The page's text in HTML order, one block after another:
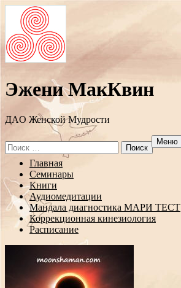
Эжени МакКвин
ДAO Женской Мудрости
Search
for:
Меню
Перейти
содержанию
Главная
Семинары
Книги
Аудиомедитации
Мандала диагностика МАРИ ТЕСТ
Коррекционная кинезиология
Расписание